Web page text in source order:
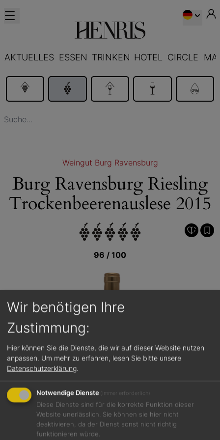
AKTUELLES ESSEN TRINKEN HOTEL CIRCLE
Weingut Burg Ravensburg
Burg Ravensburg Riesling
Trockenbeerenauslese 2015
96 / 100
Wir benötigen Ihre
Zustimmung:
Hier können Sie die Dienste, die wir auf dieser Website nutzen
anpassen. Um mehr zu erfahren, lesen Sie bitte unsere
Datenschutzerklärung.
Notwendige Dienste (immer erforderlich)
Diese Dienste sind für die korrekte Funktion dieser
Website unerlässlich. Sie können sie hier nicht
deaktivieren, da der Dienst sonst nicht richtig
funktionieren würde.